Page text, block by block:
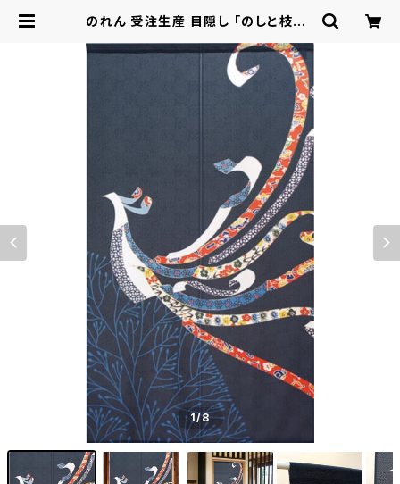
のれん 受注生産 目隠し 「のしと枝木」
ンテリア ファブリック・敷物 | ロシナ
ンテ！オンライン - 総合ショッピング
1/8